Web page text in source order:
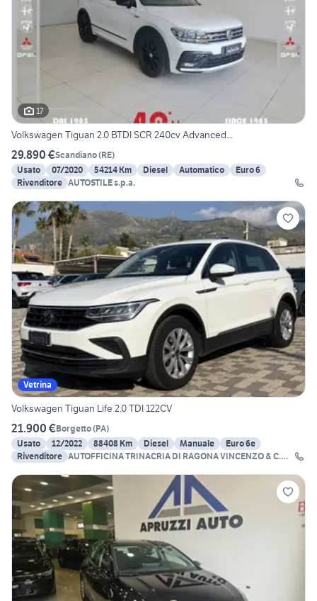
17
Volkswagen Tiguan 2.0 BTDI SCR 240cv Advanced...
29.890 €Scandiano(RE)
Usato
07/2020 54214 Km Diesel Automatico
Euro 6
Rivenditore AUTOSTILE s.p.a.
Vetrina
Volkswagen Tiguan Life 2.0 TDI 122CV
21.900 €Borgetto(PA)
Usato
12/2022 88408 Km Diesel Manuale
Euro 6e
Rivenditore AUTOFFICINA TRINACRIA DI RAGONA VINCENZO & C.